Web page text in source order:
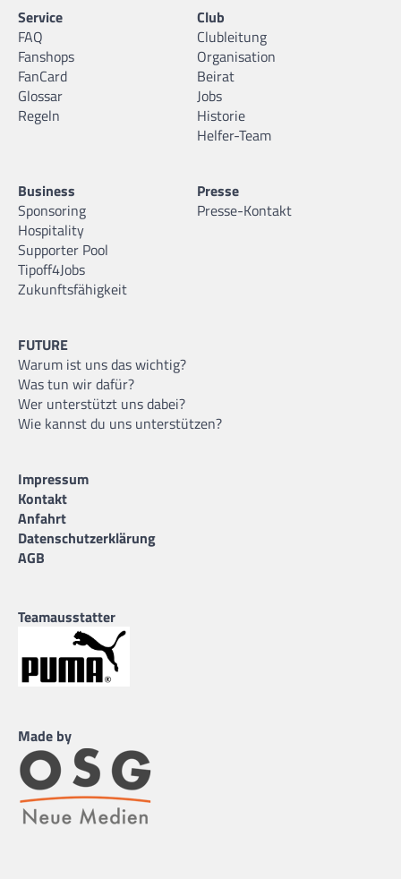
Service
FAQ
Fanshops
FanCard
Glossar
Regeln
Club
Clubleitung
Organisation
Beirat
Jobs
Historie
Helfer-Team
Business
Sponsoring
Hospitality
Supporter Pool
Tipoff4Jobs
Zukunftsfähigkeit
Presse
Presse-Kontakt
FUTURE
Warum ist uns das wichtig?
Was tun wir dafür?
Wer unterstützt uns dabei?
Wie kannst du uns unterstützen?
Impressum
Kontakt
Anfahrt
Datenschutzerklärung
AGB
Teamausstatter
Made by